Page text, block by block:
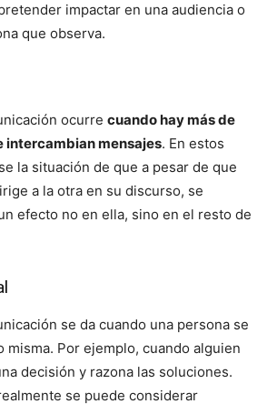
impactar en una audiencia o
que observa.
ocurre cuando hay más de
intercambian mensajes. En estos
la situación de que a pesar de que
a la otra en su discurso, se
efecto no en ella, sino en el resto de
se da cuando una persona se
misma. Por ejemplo, cuando alguien
decisión y razona las soluciones.
se puede considerar